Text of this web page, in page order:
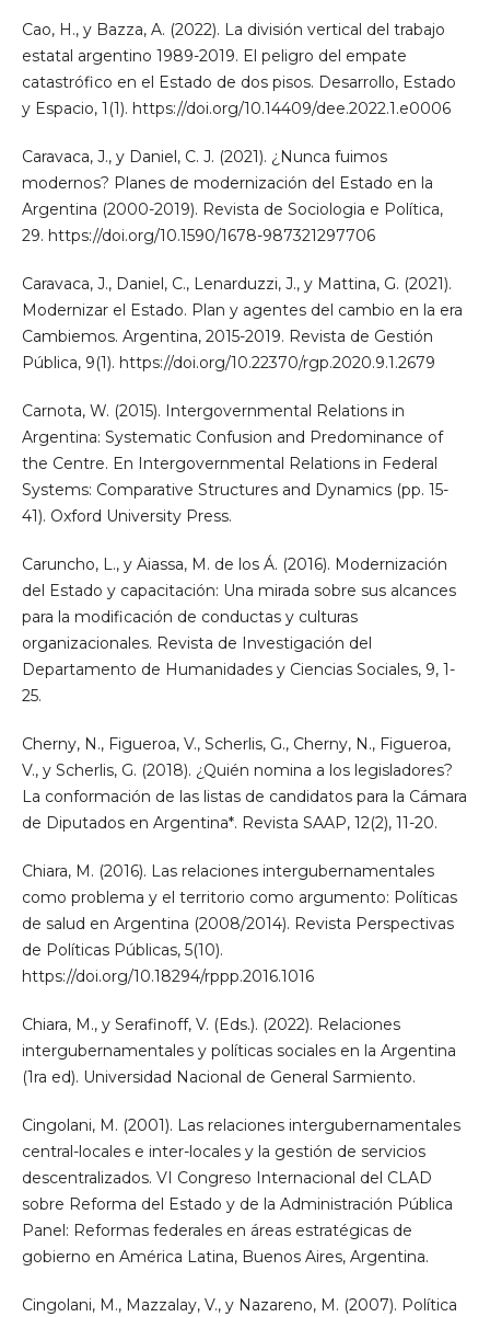
Cao, H., y Bazza, A. (2022). La división vertical del trabajo
estatal argentino 1989-2019. El peligro del empate
catastrófico en el Estado de dos pisos. Desarrollo, Estado
y Espacio, 1(1). https://doi.org/10.14409/dee.2022.1.e0006
Caravaca, J., y Daniel, C. J. (2021). ¿Nunca fuimos
modernos? Planes de modernización del Estado en la
Argentina (2000-2019). Revista de Sociologia e Política,
29. https://doi.org/10.1590/1678-987321297706
Caravaca, J., Daniel, C., Lenarduzzi, J., y Mattina, G. (2021).
Modernizar el Estado. Plan y agentes del cambio en la era
Cambiemos. Argentina, 2015-2019. Revista de Gestión
Pública, 9(1). https://doi.org/10.22370/rgp.2020.9.1.2679
Carnota, W. (2015). Intergovernmental Relations in
Argentina: Systematic Confusion and Predominance of
the Centre. En Intergovernmental Relations in Federal
Systems: Comparative Structures and Dynamics (pp. 15-
41). Oxford University Press.
Caruncho, L., y Aiassa, M. de los Á. (2016). Modernización
del Estado y capacitación: Una mirada sobre sus alcances
para la modificación de conductas y culturas
organizacionales. Revista de Investigación del
Departamento de Humanidades y Ciencias Sociales, 9, 1-
25.
Cherny, N., Figueroa, V., Scherlis, G., Cherny, N., Figueroa,
V., y Scherlis, G. (2018). ¿Quién nomina a los legisladores?
La conformación de las listas de candidatos para la Cámara
de Diputados en Argentina*. Revista SAAP, 12(2), 11-20.
Chiara, M. (2016). Las relaciones intergubernamentales
como problema y el territorio como argumento: Políticas
de salud en Argentina (2008/2014). Revista Perspectivas
de Políticas Públicas, 5(10).
https://doi.org/10.18294/rppp.2016.1016
Chiara, M., y Serafinoff, V. (Eds.). (2022). Relaciones
intergubernamentales y políticas sociales en la Argentina
(1ra ed). Universidad Nacional de General Sarmiento.
Cingolani, M. (2001). Las relaciones intergubernamentales
central-locales e inter-locales y la gestión de servicios
descentralizados. VI Congreso Internacional del CLAD
sobre Reforma del Estado y de la Administración Pública
Panel: Reformas federales en áreas estratégicas de
gobierno en América Latina, Buenos Aires, Argentina.
Cingolani, M., Mazzalay, V., y Nazareno, M. (2007). Política